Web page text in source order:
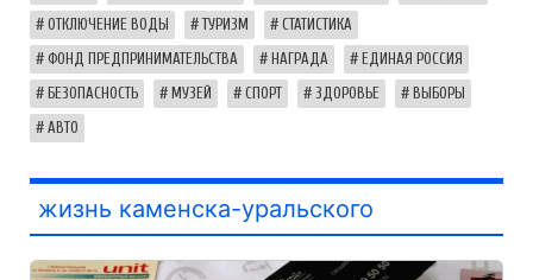
ОТКЛЮЧЕНИЕ ВОДЫ ТУРИЗМ СТАТИСТИКА
ФОНД ПРЕДПРИНИМАТЕЛЬСТВА НАГРАДА ЕДИНАЯ РОССИЯ
БЕЗОПАСНОСТЬ МУЗЕЙ СПОРТ ЗДОРОВЬЕ ВЫБОРЫ
АВТО
жизнь каменска-уральского